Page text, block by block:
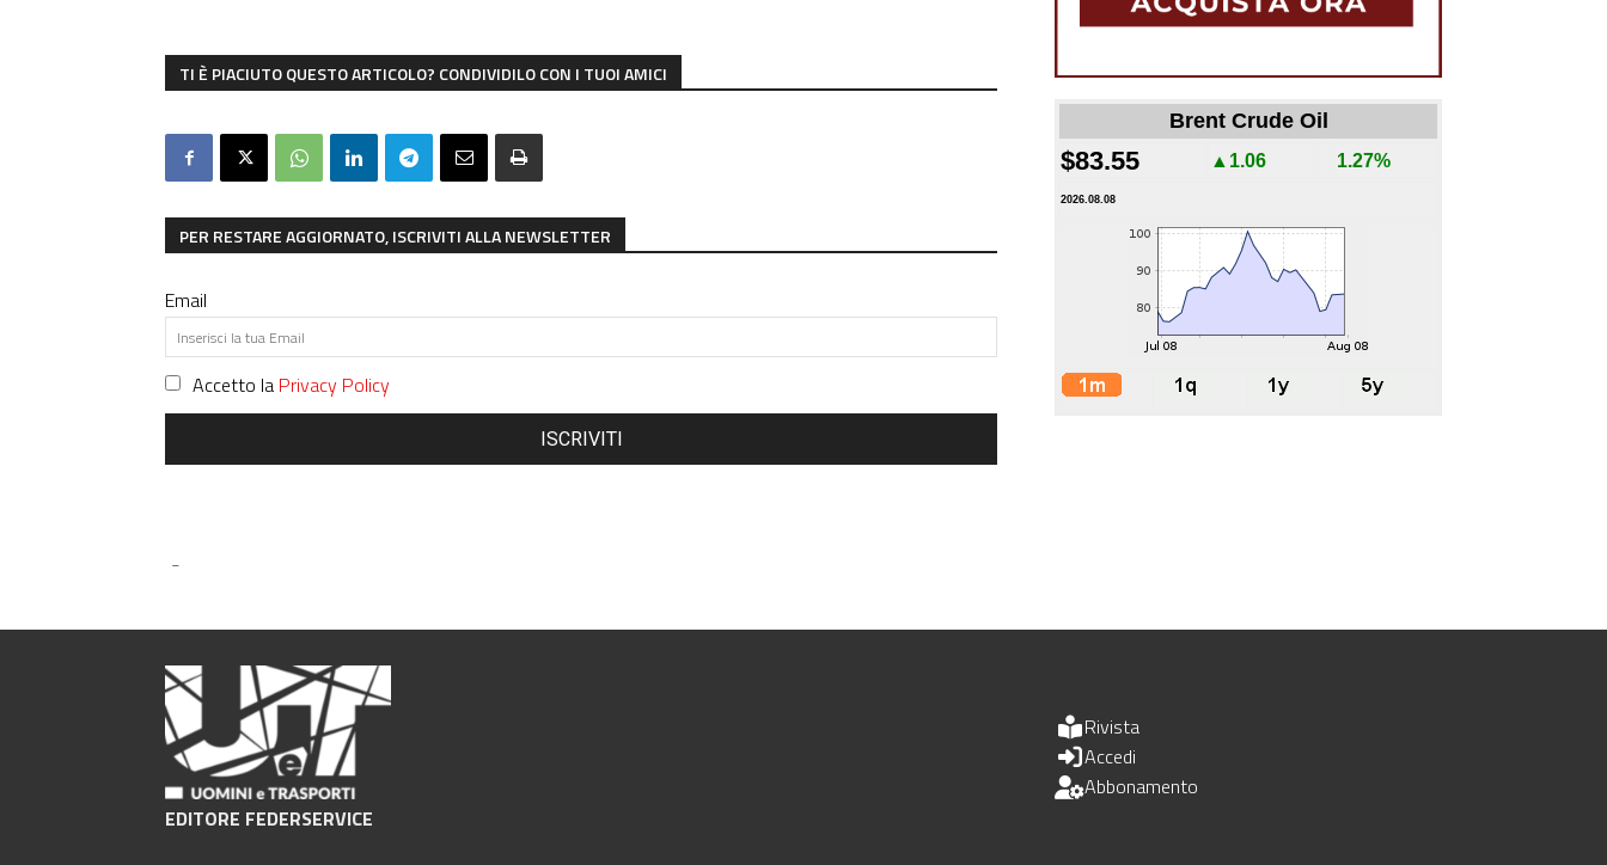
TI È PIACIUTO QUESTO ARTICOLO? CONDIVIDILO CON I TUOI AMICI
PER RESTARE AGGIORNATO, ISCRIVITI ALLA NEWSLETTER
Email
Accetto la Privacy Policy
ISCRIVITI
Brent Crude Oil
$83.55 ▲1.06 1.27%
2026.08.08
-
EDITORE FEDERSERVICE
Rivista
Accedi
Abbonamento